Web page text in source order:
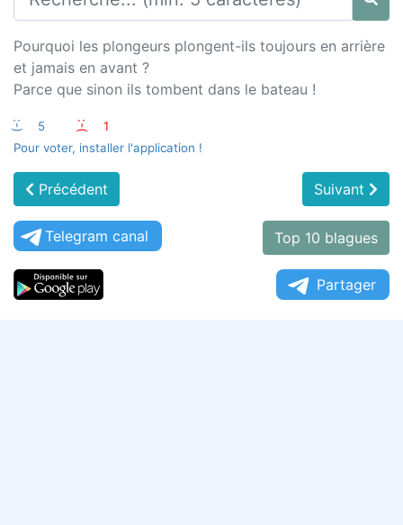
Pourquoi les plongeurs plongent-ils toujours en arrière
et jamais en avant ?
Parce que sinon ils tombent dans le bateau !
:-) 5 :-(
1
Pour voter, installer l'application !
Précédent Suivant
Telegram canal Top 10 blagues
Partager